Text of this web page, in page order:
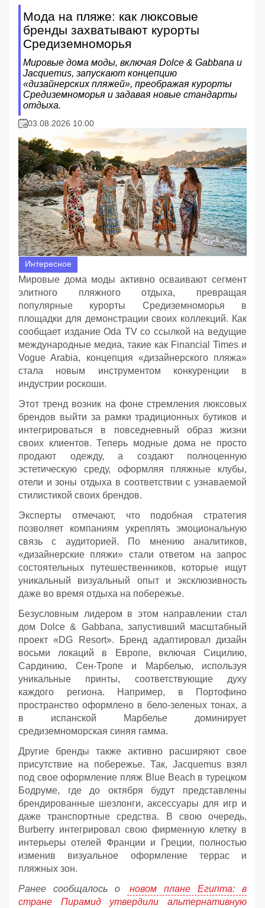
Мода на пляже: как люксовые
бренды захватывают курорты
Средиземноморья
Мировые дома моды, включая Dolce & Gabbana и
Jacquemus, запускают концепцию
«дизайнерских пляжей», преображая курорты
Средиземноморья и задавая новые стандарты
отдыха.
03.08.2026 10:00
Интересное
Мировые дома моды активно осваивают сегмент
элитного пляжного отдыха, превращая
популярные курорты Средиземноморья в
площадки для демонстрации своих коллекций. Как
сообщает издание Oda TV со ссылкой на ведущие
международные медиа, такие как Financial Times и
Vogue Arabia, концепция «дизайнерского пляжа»
стала новым инструментом конкуренции в
индустрии роскоши.
Этот тренд возник на фоне стремления люксовых
брендов выйти за рамки традиционных бутиков и
интегрироваться в повседневный образ жизни
своих клиентов. Теперь модные дома не просто
продают одежду, а создают полноценную
эстетическую среду, оформляя пляжные клубы,
отели и зоны отдыха в соответствии с узнаваемой
стилистикой своих брендов.
Эксперты отмечают, что подобная стратегия
позволяет компаниям укреплять эмоциональную
связь с аудиторией. По мнению аналитиков,
«дизайнерские пляжи» стали ответом на запрос
состоятельных путешественников, которые ищут
уникальный визуальный опыт и эксклюзивность
даже во время отдыха на побережье.
Безусловным лидером в этом направлении стал
дом Dolce & Gabbana, запустивший масштабный
проект «DG Resort». Бренд адаптировал дизайн
восьми локаций в Европе, включая Сицилию,
Сардинию, Сен-Тропе и Марбелью, используя
уникальные принты, соответствующие духу
каждого региона. Например, в Портофино
пространство оформлено в бело-зеленых тонах, а
в испанской Марбелье доминирует
средиземноморская синяя гамма.
Другие бренды также активно расширяют свое
присутствие на побережье. Так, Jacquemus взял
под свое оформление пляж Blue Beach в турецком
Бодруме, где до октября будут представлены
брендированные шезлонги, аксессуары для игр и
даже транспортные средства. В свою очередь,
Burberry интегрировал свою фирменную клетку в
интерьеры отелей Франции и Греции, полностью
изменив визуальное оформление террас и
пляжных зон.
Ранее сообщалось о
новом плане Египта: в
стране Пирамид утвердили альтернативную